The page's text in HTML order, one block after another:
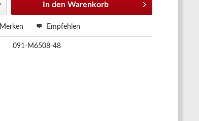
In den Warenkorb
Merken Empfehlen
091-M6508-48